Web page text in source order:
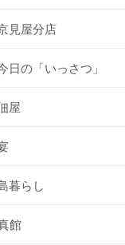
見屋分店
日の「いっさつ」
屋
暮らし
館